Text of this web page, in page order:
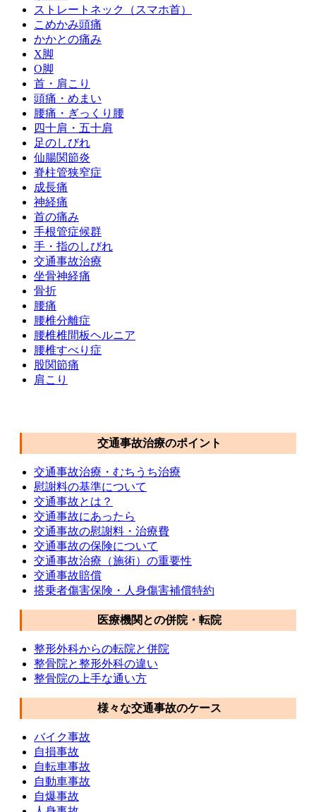
ストレートネック（スマホ首）
こめかみ頭痛
かかとの痛み
X脚
O脚
首・肩こり
頭痛・めまい
腰痛・ぎっくり腰
四十肩・五十肩
足のしびれ
仙腸関節炎
脊柱管狭窄症
成長痛
神経痛
首の痛み
手根管症候群
手・指のしびれ
交通事故治療
坐骨神経痛
骨折
腰痛
腰椎分離症
腰椎椎間板ヘルニア
腰椎すべり症
股関節痛
肩こり
交通事故治療のポイント
交通事故治療・むちうち治療
慰謝料の基準について
交通事故とは？
交通事故にあったら
交通事故の慰謝料・治療費
交通事故の保険について
交通事故治療（施術）の重要性
交通事故賠償
搭乗者傷害保険・人身傷害補償特約
医療機関との併院・転院
整形外科からの転院と併院
整骨院と整形外科の違い
整骨院の上手な通い方
様々な交通事故のケース
バイク事故
自損事故
自転車事故
自動車事故
自爆事故